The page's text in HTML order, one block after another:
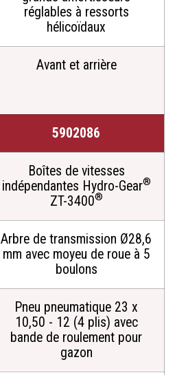
réglables à ressorts
hélicoïdaux
Avant et arrière
5902086
Boîtes de vitesses
indépendantes Hydro-Gear®
ZT-3400®
Arbre de transmission Ø28,6
mm avec moyeu de roue à 5
boulons
Pneu pneumatique 23 x
10,50 - 12 (4 plis) avec
bande de roulement pour
gazon